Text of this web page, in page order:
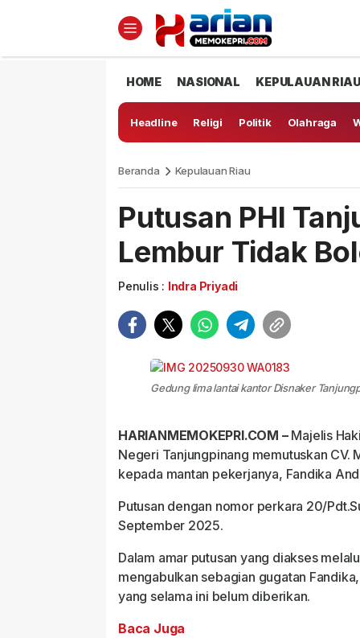
HOME NASIONAL KEPULAUAN RIAU
Headline Religi Politik Olahraga
Beranda Kepulauan Riau
Putusan PHI
Lembur Tidak
Penulis : Indra Priyadi
Gedung lima lantai kantor Disnaker
HARIANMEMOKEPRI.COM –Majelis
Negeri Tanjungpinang memutuskan CV.
kepada mantan pekerjanya, Fandika
Putusan dengan nomor perkara 20/
September 2025.
Dalam amar putusan yang diakses
mengabulkan sebagian gugatan
yang selama ini belum diberikan.
Baca Juga